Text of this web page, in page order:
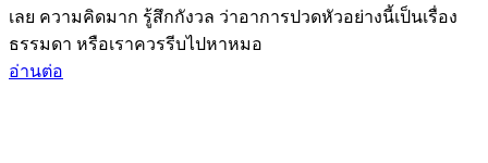
เลย ความคิดมาก รู้สึกกังวล ว่าอาการปวดหัวอย่างนี้เป็นเรื่อง
ธรรมดา หรือเราควรรีบไปหาหมอ
อ่านต่อ